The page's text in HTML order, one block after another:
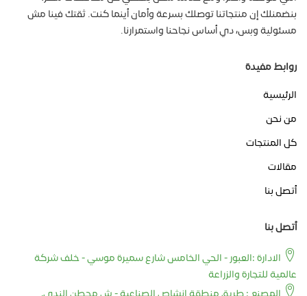
بنضمنلك إن منتجاتنا توصلك بسرعة وأمان أينما كنت. ثقتك فينا مش
مسئولية وبس، دي أساس نجاحنا واستمرارنا.
روابط مفيدة
الرئيسية
من نحن
كل المنتجات
مقالات
أتصل بنا
أتصل بنا
الادارة :العبور - الحي الخامس شارع سميرة موسي - خلف شركة
عالمية للتجارة والزراعة
المصنع : طريق منطقة انشاص الصناعية - ش محطن الندى,